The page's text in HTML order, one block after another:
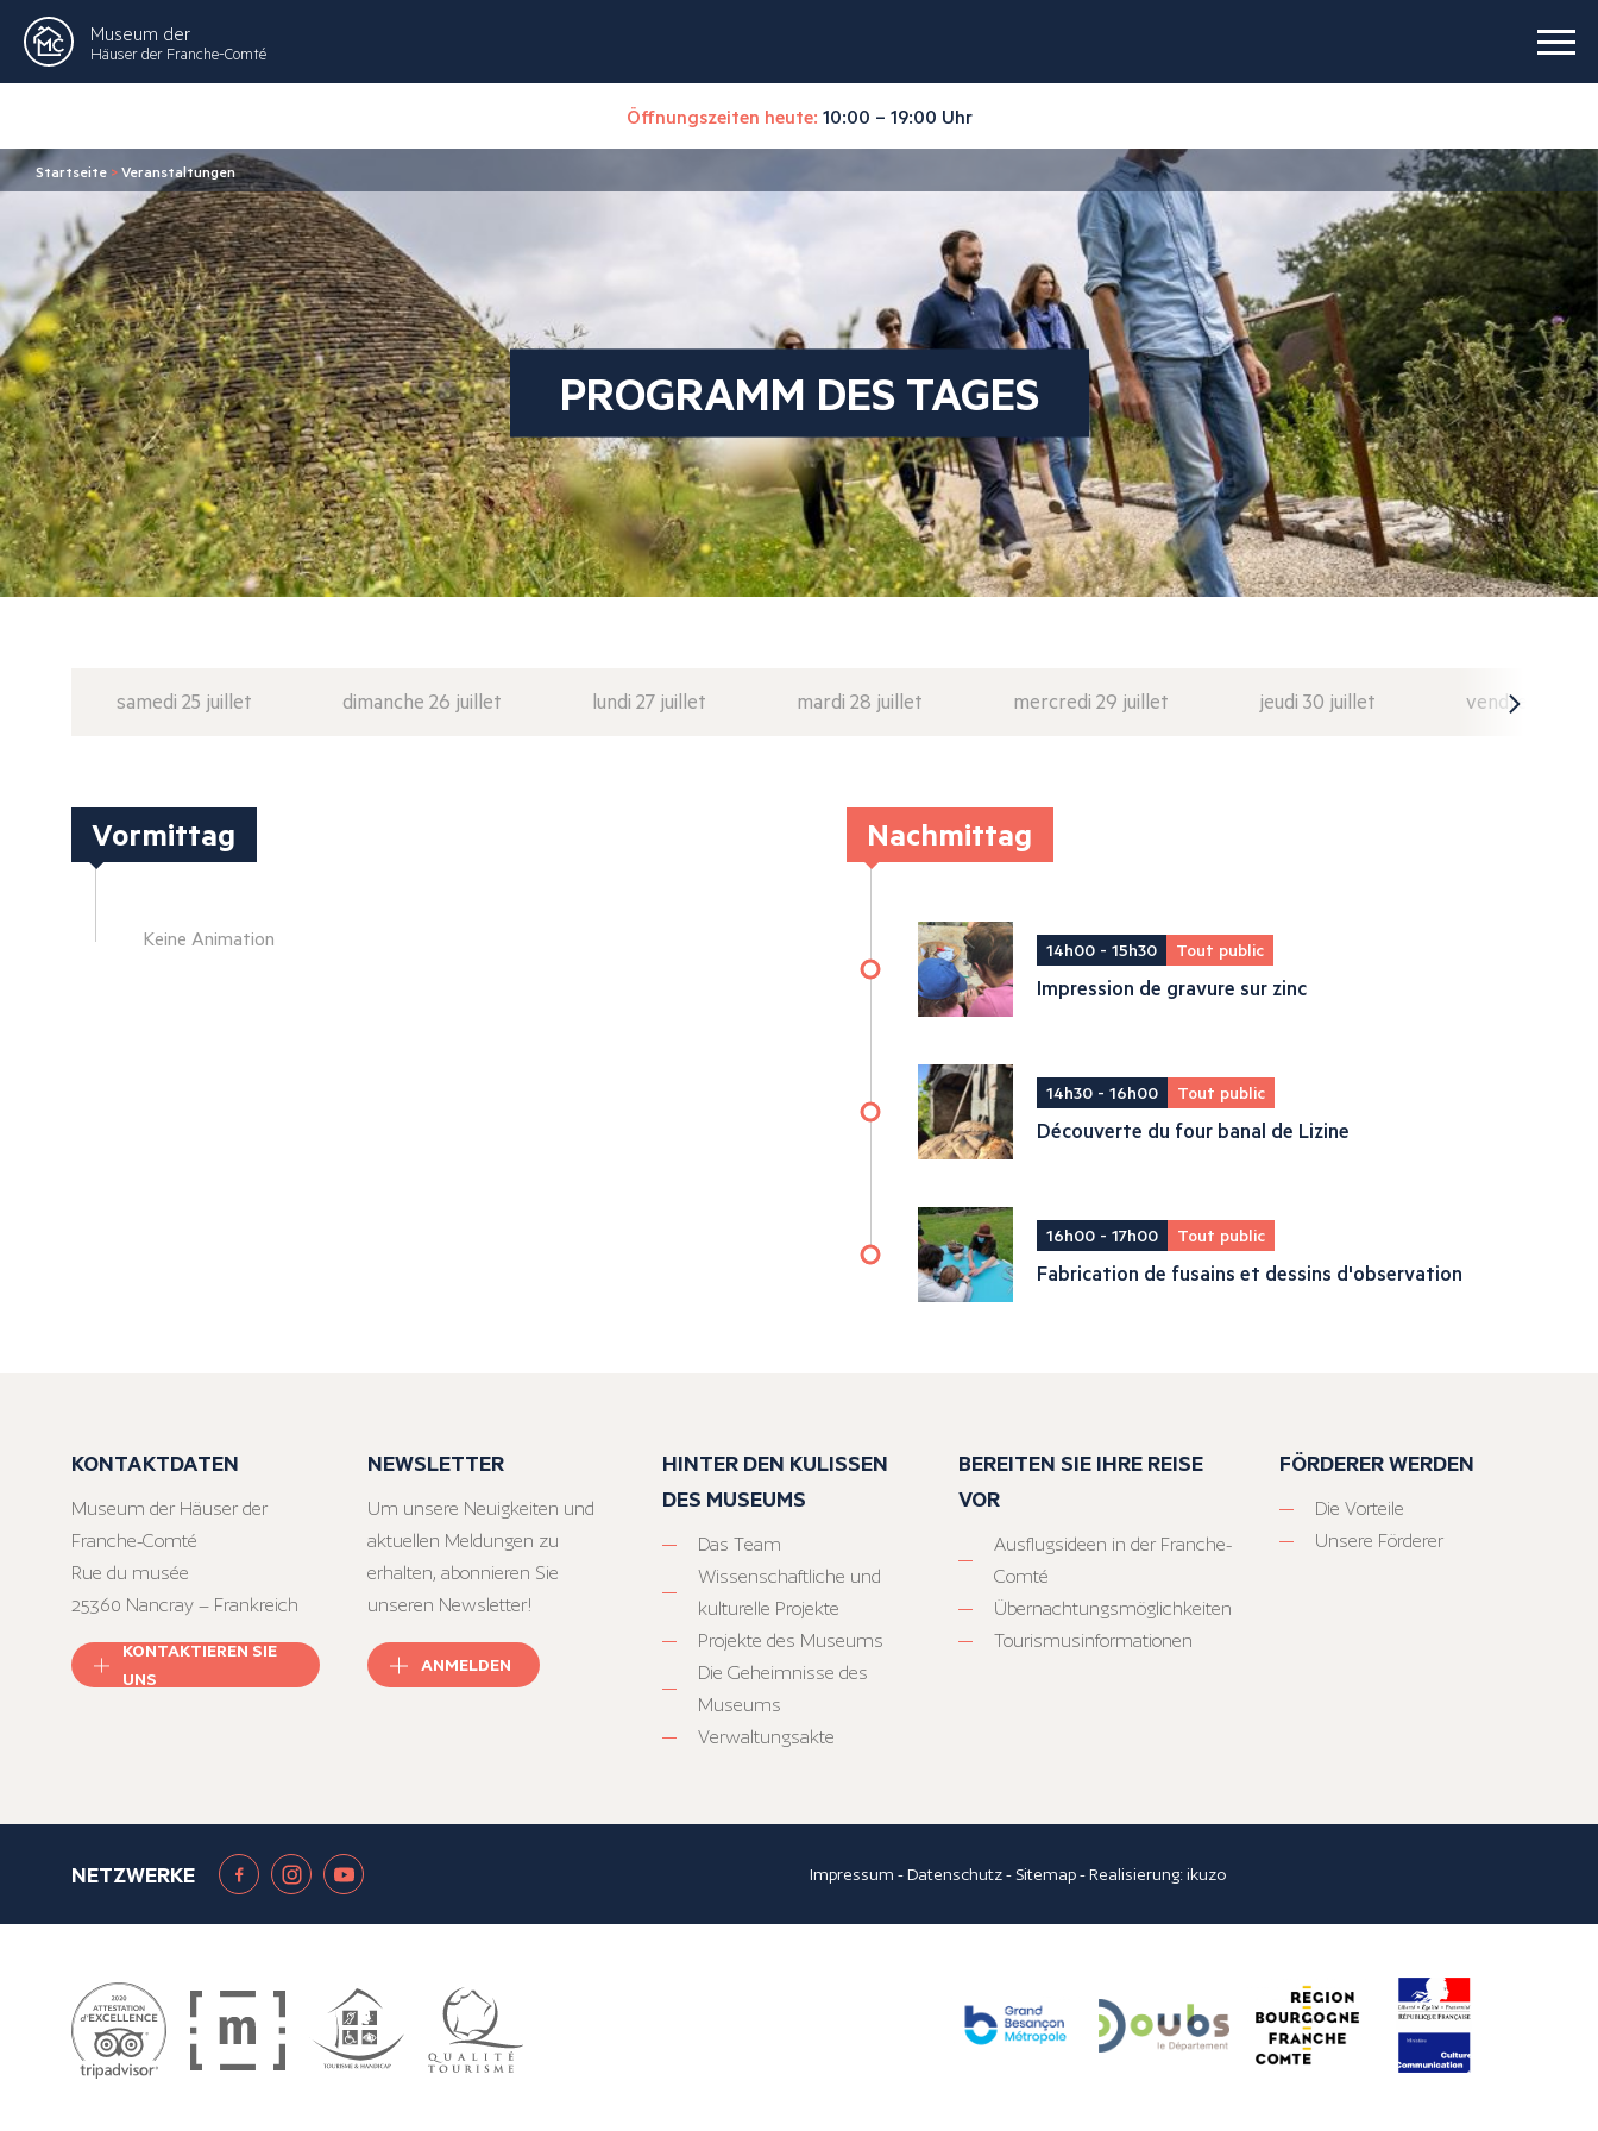
Museum der
Häuser der Franche-Comté
Öffnungszeiten heute: 10:00 – 19:00 Uhr
Startseite >Veranstaltungen
PROGRAMM DES TAGES
samedi 25 juillet dimanche 26 juillet lundi 27 juillet mardi 28 juillet mercredi 29 juillet jeudi 30 juillet vendredi 31
Vormittag
Keine Animation
Nachmittag
14h00 - 15h30 Tout public
Impression de gravure sur zinc
14h30 - 16h00 Tout public
Découverte du four banal de Lizine
16h00 - 17h00 Tout public
Fabrication de fusains et dessins d'observation
KONTAKTDATEN
Museum der Häuser der
Franche-Comté
Rue du musée
25360 Nancray – Frankreich
KONTAKTIEREN SIE
UNS
NEWSLETTER
Um unsere Neuigkeiten und
aktuellen Meldungen zu
erhalten, abonnieren Sie
unseren Newsletter!
ANMELDEN
HINTER DEN KULISSEN
DES MUSEUMS
Das Team
Wissenschaftliche und
kulturelle Projekte
Projekte des Museums
Die Geheimnisse des
Museums
Verwaltungsakte
BEREITEN SIE IHRE REISE
VOR
Ausflugsideen in der Franche-
Comté
Übernachtungsmöglichkeiten
Tourismusinformationen
FÖRDERER WERDEN
Die Vorteile
Unsere Förderer
NETZWERKE Impressum -Datenschutz- Sitemap- Realisierung:ikuzo